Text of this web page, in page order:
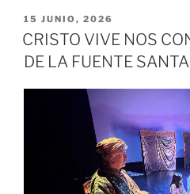
PUBLICADO
EL
15 JUNIO, 2026
CRISTO VIVE NOS
DE LA FUENTE SANTA